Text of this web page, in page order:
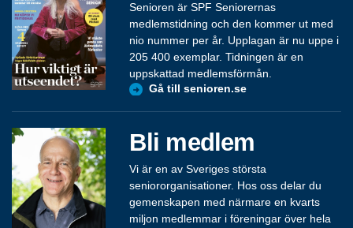
Senioren är SPF Seniorernas
medlemstidning och den kommer ut med
nio nummer per år. Upplagan är nu uppe i
205 400 exemplar. Tidningen är en
uppskattad medlemsförmån.
Gå till senioren.se
Bli medlem
Vi är en av Sveriges största
seniororganisationer. Hos oss delar du
gemenskapen med närmare en kvarts
miljon medlemmar i föreningar över hela